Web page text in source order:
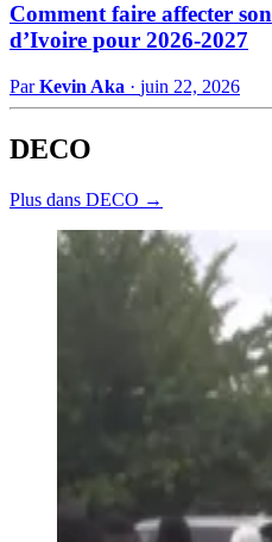
Comment faire affecter
d’Ivoire pour 2026-2027
ParKevin Aka · juin 22, 2026
DECO
Plus dans DECO →